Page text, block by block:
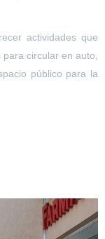
actividades que
circular en auto,
público para la